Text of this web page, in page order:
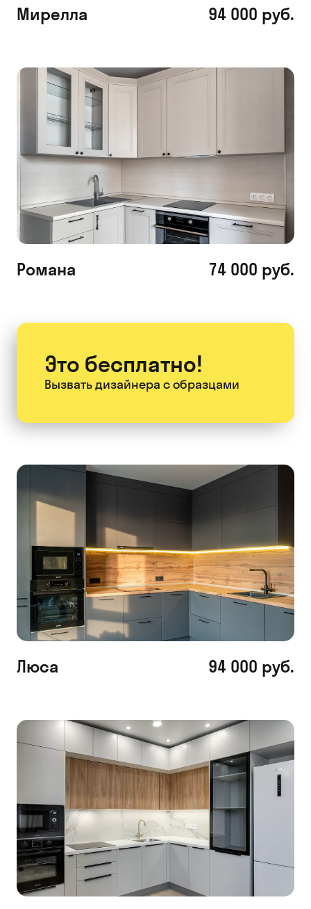
Мирелла 94 000 руб.
Романа 74 000 руб.
Это бесплатно!
Вызвать дизайнера с образцами
Люса 94 000 руб.